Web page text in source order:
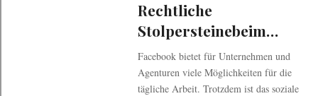
Rechtliche
Stolpersteinebeim
Einsatz von Fotos auf
Facebook
Facebook bietet für Unternehmen und
Agenturen viele Möglichkeiten für die
tägliche Arbeit. Trotzdem ist das soziale